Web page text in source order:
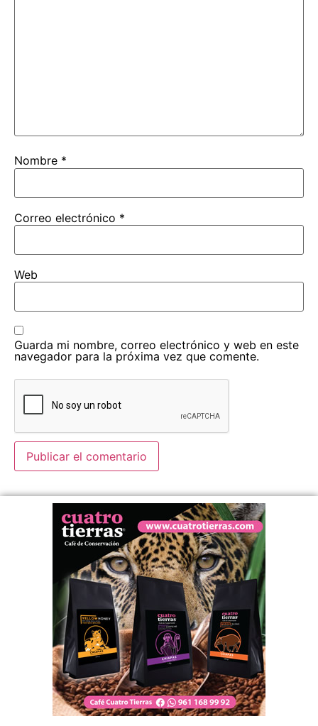
Nombre *
Correo electrónico *
Web
Guarda mi nombre, correo electrónico y web en este
navegador para la próxima vez que comente.